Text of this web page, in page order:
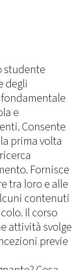
studente
degli
e
Consente
prima volta
Fornisce
tra loro e alle
contenuti
Il corso
attività svolge
previe